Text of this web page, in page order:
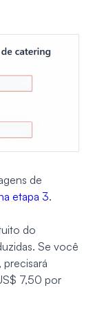
de
etapa 3.
do
Se você
precisará
7,50 por